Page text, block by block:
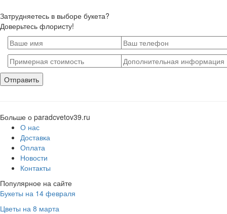
Затрудняетесь в выборе букета?
Доверьтесь флористу!
Больше о paradcvetov39.ru
О нас
Доставка
Оплата
Новости
Контакты
Популярное на сайте
Букеты на 14 февраля
Цветы на 8 марта